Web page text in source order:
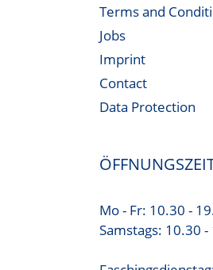
Terms and
Jobs
Imprint
Contact
Data Protection
Mo - Fr: 10.30 -
Samstags: 10.30